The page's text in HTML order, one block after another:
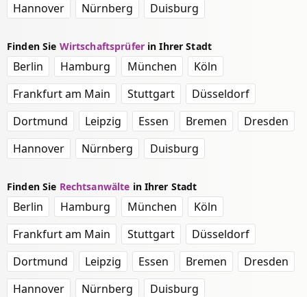
Hannover
Nürnberg Duisburg
Finden Sie Wirtschaftsprüferin Ihrer Stadt
Berlin Hamburg München
Köln
Frankfurt am Main
Stuttgart
Düsseldorf
Dortmund
Leipzig Essen Bremen
Dresden
Hannover
Nürnberg Duisburg
Finden Sie Rechtsanwälte in Ihrer Stadt
Berlin Hamburg München
Köln
Frankfurt am Main
Stuttgart
Düsseldorf
Dortmund
Leipzig Essen Bremen
Dresden
Hannover
Nürnberg Duisburg